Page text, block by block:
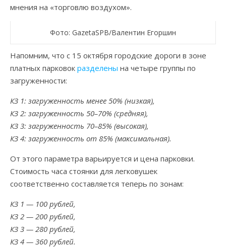
мнения на «торговлю воздухом».
Фото: GazetaSPB/Валентин Егоршин
Напомним, что с 15 октября городские дороги в зоне
платных парковок разделены на четыре группы по
загруженности:
КЗ 1: загруженность менее 50% (низкая),
КЗ 2: загруженность 50–70% (средняя),
КЗ 3: загруженность 70–85% (высокая),
КЗ 4: загруженность от 85% (максимальная).
От этого параметра варьируется и цена парковки.
Стоимость часа стоянки для легковушек
соответственно составляется теперь по зонам:
КЗ 1 — 100 рублей,
КЗ 2 — 200 рублей,
КЗ 3 — 280 рублей,
КЗ 4 — 360 рублей.